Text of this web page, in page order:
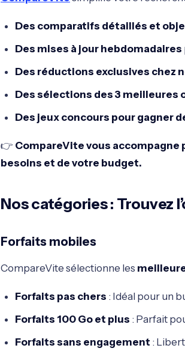
Des comparatifs détaillés et
Des mises à jour hebdomadaires
Des réductions exclusives chez
Des sélections des 3 meilleures
Des jeux concours pour gagner
👉 CompareVite vous accompagne
besoins et de votre budget.
Nos catégories : Trouvez
Forfaits mobiles
CompareVite sélectionne les
Forfaits pas chers : Idéal pour un
Forfaits 100 Go et plus : Parfait
Forfaits sans engagement :